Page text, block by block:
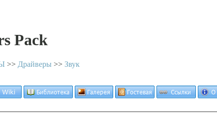
Pack
>> Драйверы >> Звук